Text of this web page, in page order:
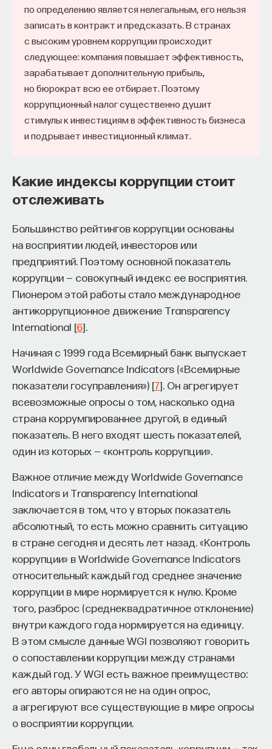
по определению является нелегальным, его нельзя
записать в контракт и предсказать. В странах
с высоким уровнем коррупции происходит
следующее: компания повышает эффективность,
зарабатывает дополнительную прибыль,
но бюрократ всю ее отбирает. Поэтому
коррупционный налог существенно душит
стимулы к инвестициям в эффективность бизнеса
и подрывает инвестиционный климат.
Какие индексы коррупции стоит
отслеживать
Большинство рейтингов коррупции основаны
на восприятии людей, инвесторов или
предприятий. Поэтому основной показатель
коррупции — совокупный индекс ее восприятия.
Пионером этой работы стало международное
антикоррупционное движение Transparency
International [6].
Начиная с 1999 года Всемирный банк выпускает
Worldwide Governance Indicators («Всемирные
показатели госуправления») [7]. Он агрегирует
всевозможные опросы о том, насколько одна
страна коррумпированнее другой, в единый
показатель. В него входят шесть показателей,
один из которых — «контроль коррупции».
Важное отличие между Worldwide Governance
Indicators и Transparency International
заключается в том, что у вторых показатель
абсолютный, то есть можно сравнить ситуацию
в стране сегодня и десять лет назад. «Контроль
коррупции» в Worldwide Governance Indicators
относительный: каждый год среднее значение
коррупции в мире нормируется к нулю. Кроме
того, разброс (среднеквадратичное отклонение)
внутри каждого года нормируется на единицу.
В этом смысле данные WGI позволяют говорить
о сопоставлении коррупции между странами
каждый год. У WGI есть важное преимущество:
его авторы опираются не на один опрос,
а агрегируют все существующие в мире опросы
о восприятии коррупции.